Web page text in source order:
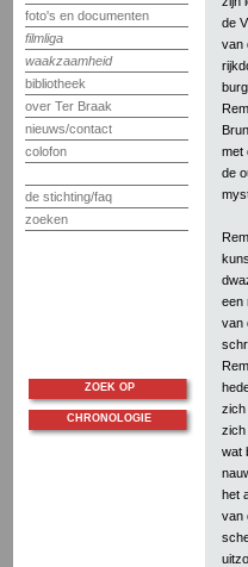
foto's en documenten
filmliga
waakzaamheid
bibliotheek
over Ter Braak
nieuws/contact
colofon
de stichting/faq
zoeken
de
van
met
de
een
van
zich
zich
wat
het
van
ZOEK OP
CHRONOLOGIE